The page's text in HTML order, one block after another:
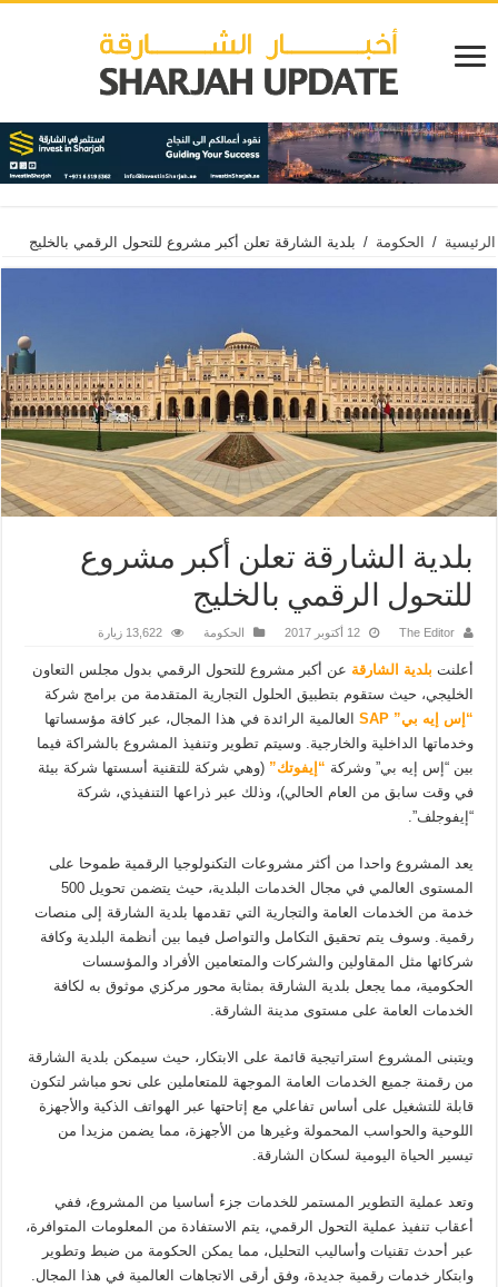
الرئيسية / الحكومة / بلدية الشارقة تعلن أكبر مشروع للتحول الرقمي بالخليج
بلدية الشارقة تعلن أكبر مشروع
للتحول الرقمي بالخليج
The Editor 12 أكتوبر 2017 الحكومة 13,622 زيارة
أعلنت بلدية الشارقة عن أكبر مشروع للتحول الرقمي بدول مجلس التعاون
الخليجي، حيث ستقوم بتطبيق الحلول التجارية المتقدمة من برامج شركة
“إس إيه بي” SAP
العالمية الرائدة في هذا المجال، عبر كافة مؤسساتها
وخدماتها الداخلية والخارجية. وسيتم تطوير وتنفيذ المشروع بالشراكة فيما
بين “إس إيه بي” وشركة “إیفوتك” (وهي شركة للتقنية أسستها شركة بيئة
في وقت سابق من العام الحالي)، وذلك عبر ذراعها التنفيذي، شركة
“إیفوجلف”.
يعد المشروع واحدا من أكثر مشروعات التكنولوجيا الرقمية طموحا على
المستوى العالمي في مجال الخدمات البلدية، حيث يتضمن تحويل 500
خدمة من الخدمات العامة والتجارية التي تقدمها بلدية الشارقة إلى منصات
رقمية. وسوف يتم تحقيق التكامل والتواصل فيما بين أنظمة البلدية وكافة
شركائها مثل المقاولين والشركات والمتعامين الأفراد والمؤسسات
الحكومية، مما يجعل بلدية الشارقة بمثابة محور مركزي موثوق به لكافة
الخدمات العامة على مستوى مدينة الشارقة.
ويتبنى المشروع استراتيجية قائمة على الابتكار، حيث سيمكن بلدية الشارقة
من رقمنة جميع الخدمات العامة الموجهة للمتعاملين على نحو مباشر لتكون
قابلة للتشغيل على أساس تفاعلي مع إتاحتها عبر الهواتف الذكية والأجهزة
اللوحية والحواسب المحمولة وغيرها من الأجهزة، مما يضمن مزيدا من
تيسير الحياة اليومية لسكان الشارقة.
وتعد عملية التطوير المستمر للخدمات جزء أساسيا من المشروع، ففي
أعقاب تنفيذ عملية التحول الرقمي، يتم الاستفادة من المعلومات المتوافرة،
عبر أحدث تقنيات وأساليب التحليل، مما يمكن الحكومة من ضبط وتطوير
وابتكار خدمات رقمية جديدة، وفق أرقى الاتجاهات العالمية في هذا المجال.